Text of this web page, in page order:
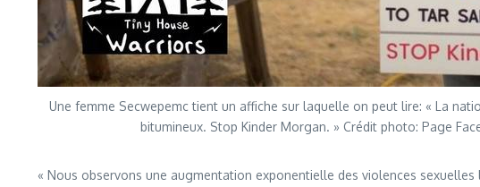
Une femme Secwepemc tient un affiche sur laquelle on peut lire: « La
bitumineux. Stop Kinder Morgan. » Crédit photo: Page
« Nous observons une augmentation exponentielle des violences